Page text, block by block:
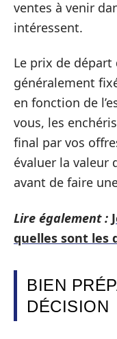
ventes à venir
intéressent.
Le prix de départ
généralement
en fonction de
vous, les
final par vos
évaluer la valeur
avant de faire
Lire également :
quelles sont les
BIEN
DÉCISION